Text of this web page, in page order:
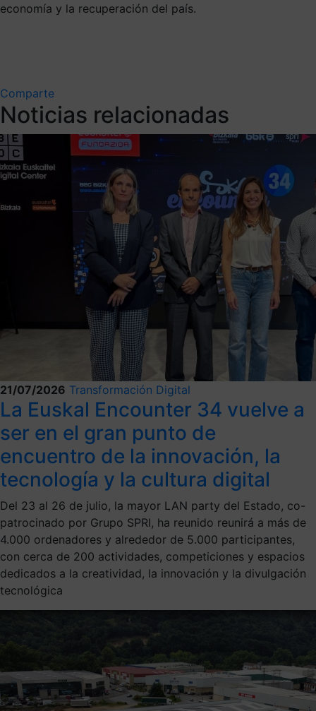
economía y la recuperación del país.
Comparte
Noticias relacionadas
21/07/2026 Transformación Digital
La Euskal Encounter 34 vuelve a
ser en el gran punto de
encuentro de la innovación, la
tecnología y la cultura digital
Del 23 al 26 de julio, la mayor LAN party del Estado, co-
patrocinado por Grupo SPRI, ha reunido reunirá a más de
4.000 ordenadores y alrededor de 5.000 participantes,
con cerca de 200 actividades, competiciones y espacios
dedicados a la creatividad, la innovación y la divulgación
tecnológica